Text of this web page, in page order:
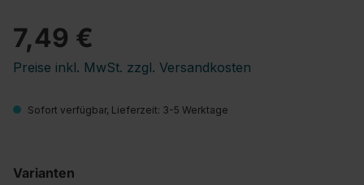
7,49 €
Preise inkl. MwSt. zzgl. Versandkosten
Sofort verfügbar, Lieferzeit: 3-5 Werktage
Varianten